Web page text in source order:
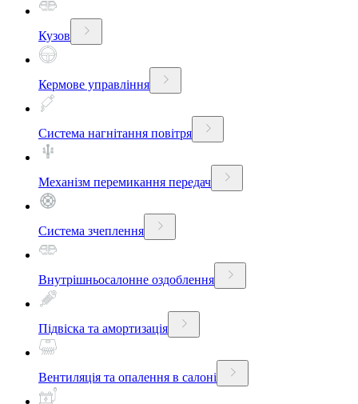
Кузов
Кермове управління
Система нагнітання повітря
Механізм перемикання передач
Система зчеплення
Внутрішньосалонне оздоблення
Підвіска та амортизація
Вентиляція та опалення в салоні